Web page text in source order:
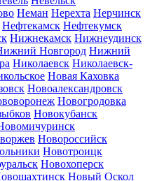
Неман Нерехта Нерчинск
Нефтекамск Нефтекумск
Нижнекамск Нижнеудинск
Новгород Нижний
Николаевск Николаевск-
Новая Каховка
Новоалександровск
Новогродовка
Новокубанск
Новороссийск
Новотроицк
Новохоперск
Новый Оскол